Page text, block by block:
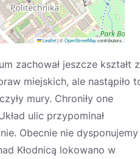
Leaflet|©OpenStreetMapcontributors
zachował jeszcze kształt z
miejskich, ale nastąpiło
mury. Chroniły one
ulic przypominał
Obecnie nie dysponujemy
Kłodnicą lokowano w